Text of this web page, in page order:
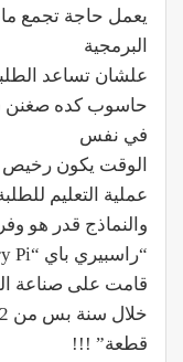
يعمل حاجة تجمع
البرمجية
علشان تساعد
حاسوب كده صغنن
في نفس
الوقت يكون
عملية التعليم
قامت على صناعة
قطعة” !!!